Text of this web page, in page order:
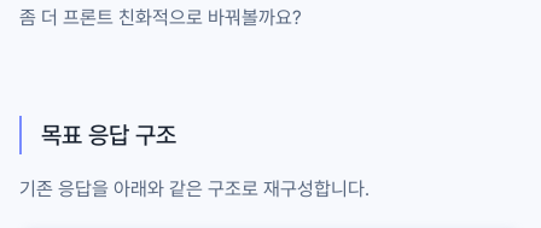
좀 더 프론트 친화적으로 바꿔볼까요?
목표 응답 구조
기존 응답을 아래와 같은 구조로 재구성합니다.